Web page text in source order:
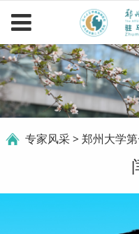
闫东明
专家风采>郑州大学